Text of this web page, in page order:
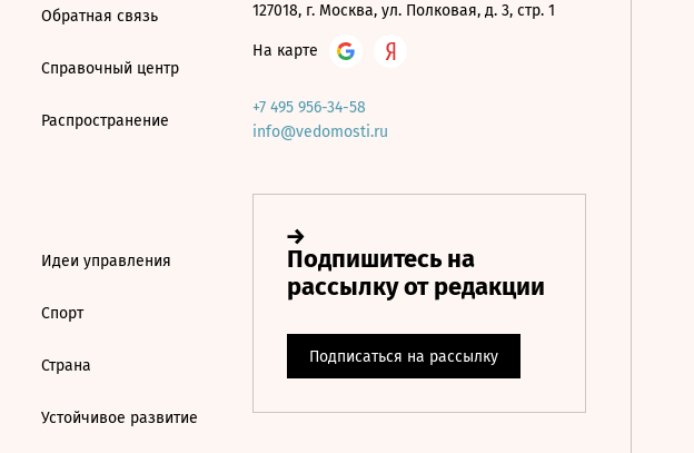
Обратная связь
Справочный центр
Распространение
Идеи управления
Спорт
Страна
Устойчивое развитие
127018, г. Москва, ул. Полковая, д. 3, стр. 1
На карте
+7 495 956-34-58
info@vedomosti.ru